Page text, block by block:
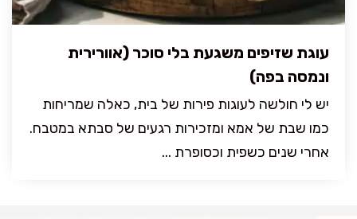
עוגת שזיפים משגעת בלי סוכר (אוורירית
ונמסה בפה)
יש לי חולשה לעוגות פירות של בית, כאלה שמריחות
כמו שבת של אמא ומזכירות רגעים של סבתא במטבח.
אחרי שנים כשפית וכסופרת ...